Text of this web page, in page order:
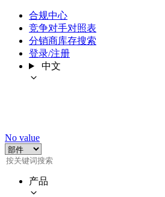
合规中心
竞争对手对照表
分销商库存搜索
登录/注册
中文
No value
产品